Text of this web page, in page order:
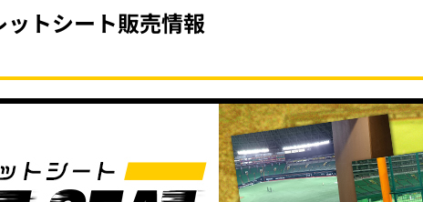
ットシート販売情報